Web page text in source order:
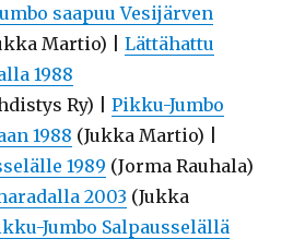
saapuu Vesijärven
Martio) |Lättähattu
1988
Ry) |Pikku-Jumbo
1988 (Jukka Martio) |
1989 (Jorma Rauhala)
2003 (Jukka
Jumbo Salpausselällä